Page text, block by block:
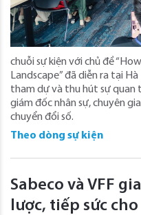
chuỗi sự kiện với chủ đề
Landscape” đã diễn ra tại
tham dự và thu hút sự quan
giám đốc nhân sự, chuyên
chuyển đổi số.
Theo dòng sự kiện
Sabeco và VFF
lược, tiếp sức